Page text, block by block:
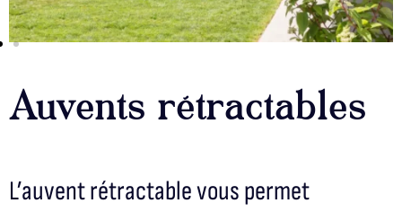
Auvents rétractables
L’auvent rétractable vous permet